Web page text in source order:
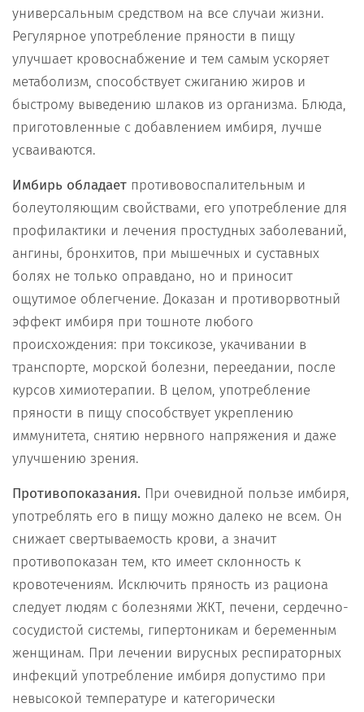
универсальным средством на все случаи жизни.
Регулярное употребление пряности в пищу
улучшает кровоснабжение и тем самым ускоряет
метаболизм, способствует сжиганию жиров и
быстрому выведению шлаков из организма. Блюда,
приготовленные с добавлением имбиря, лучше
усваиваются.
Имбирь обладает противовоспалительным и
болеутоляющим свойствами, его употребление для
профилактики и лечения простудных заболеваний,
ангины, бронхитов, при мышечных и суставных
болях не только оправдано, но и приносит
ощутимое облегчение. Доказан и противорвотный
эффект имбиря при тошноте любого
происхождения: при токсикозе, укачивании в
транспорте, морской болезни, переедании, после
курсов химиотерапии. В целом, употребление
пряности в пищу способствует укреплению
иммунитета, снятию нервного напряжения и даже
улучшению зрения.
Противопоказания. При очевидной пользе имбиря,
употреблять его в пищу можно далеко не всем. Он
снижает свертываемость крови, а значит
противопоказан тем, кто имеет склонность к
кровотечениям. Исключить пряность из рациона
следует людям с болезнями ЖКТ, печени, сердечно-
сосудистой системы, гипертоникам и беременным
женщинам. При лечении вирусных респираторных
инфекций употребление имбиря допустимо при
невысокой температуре и категорически